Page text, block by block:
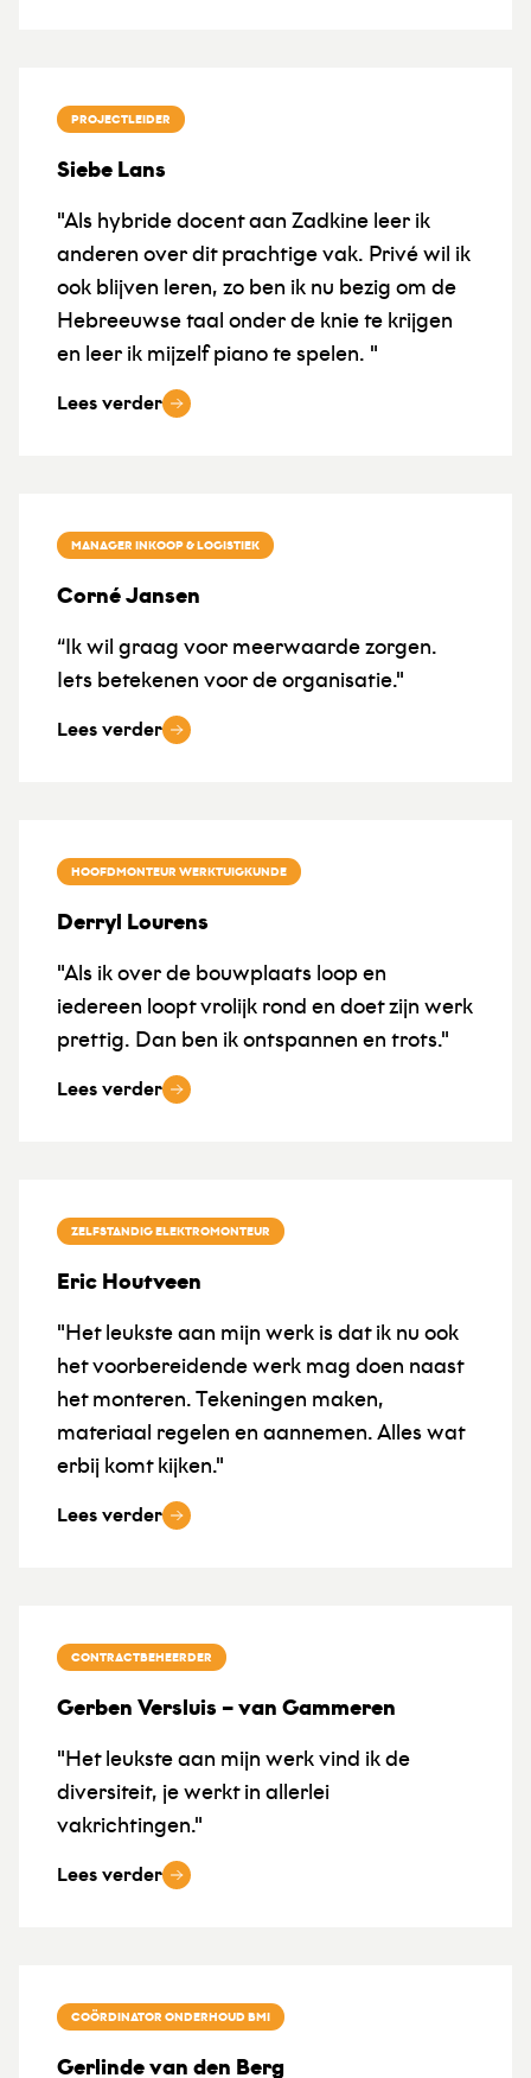
PROJECTLEIDER
Siebe Lans
"Als hybride docent aan Zadkine leer ik
anderen over dit prachtige vak. Privé wil ik
ook blijven leren, zo ben ik nu bezig om de
Hebreeuwse taal onder de knie te krijgen
en leer ik mijzelf piano te spelen. "
Lees verder
MANAGER INKOOP & LOGISTIEK
Corné Jansen
“Ik wil graag voor meerwaarde zorgen.
Iets betekenen voor de organisatie."
Lees verder
HOOFDMONTEUR WERKTUIGKUNDE
Derryl Lourens
"Als ik over de bouwplaats loop en
iedereen loopt vrolijk rond en doet zijn werk
prettig. Dan ben ik ontspannen en trots."
Lees verder
ZELFSTANDIG ELEKTROMONTEUR
Eric Houtveen
"Het leukste aan mijn werk is dat ik nu ook
het voorbereidende werk mag doen naast
het monteren. Tekeningen maken,
materiaal regelen en aannemen. Alles wat
erbij komt kijken."
Lees verder
CONTRACTBEHEERDER
Gerben Versluis – van Gammeren
"Het leukste aan mijn werk vind ik de
diversiteit, je werkt in allerlei
vakrichtingen."
Lees verder
COÖRDINATOR ONDERHOUD BMI
Gerlinde van den Berg